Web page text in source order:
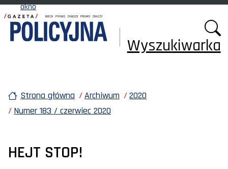
okno
Wyszukiwarka
Strona główna Archiwum
2020
Numer 183 / czerwiec 2020
HEJT STOP!